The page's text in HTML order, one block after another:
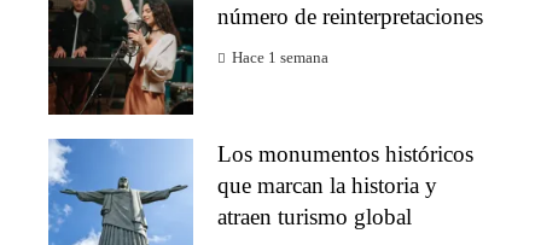
número de reinterpretaciones
Hace 1 semana
Los monumentos históricos
que marcan la historia y
atraen turismo global